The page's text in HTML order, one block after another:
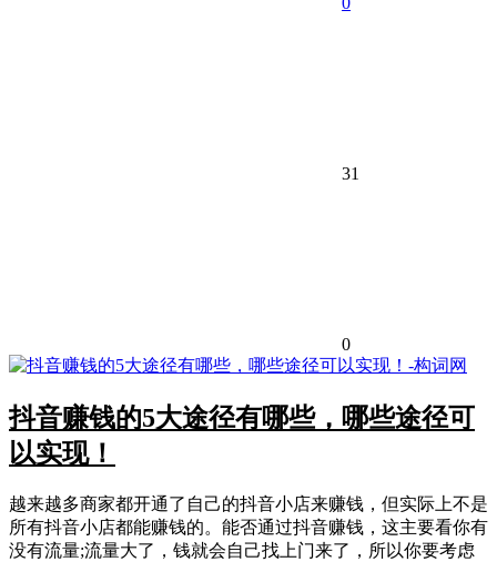
31
0
抖音赚钱的5大途径有哪些，哪些途径可
以实现！
越来越多商家都开通了自己的抖音小店来赚钱，但实际上不是
所有抖音小店都能赚钱的。能否通过抖音赚钱，这主要看你有
没有流量;流量大了，钱就会自己找上门来了，所以你要考虑